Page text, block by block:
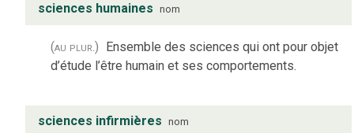
sciences humaines nom
(au plur.) Ensemble des sciences qui ont pour objet
d’étude l’être humain et ses comportements.
sciences infirmières nom